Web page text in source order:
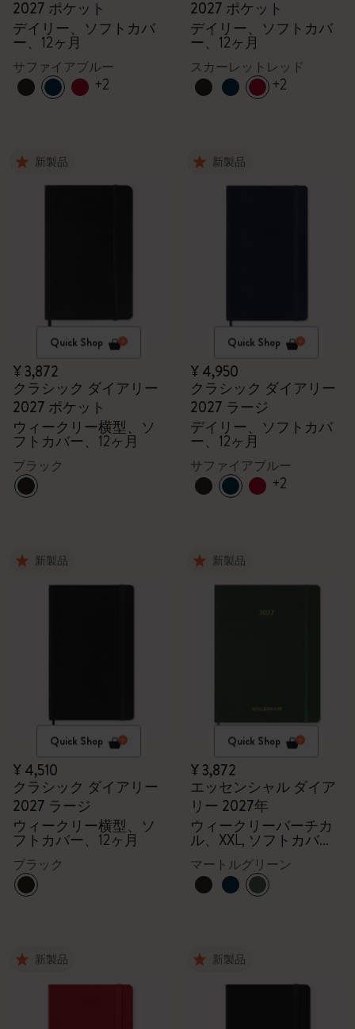
2027 ポケット
デイリー、ソフトカバ
ー、12ヶ月
サファイアブルー
+2
2027 ポケット
デイリー、ソフトカバ
ー、12ヶ月
スカーレットレッド
+2
新製品
Quick Shop
¥ 3,872
クラシック ダイアリー
2027 ポケット
ウィークリー横型、ソ
フトカバー、12ヶ月
ブラック
新製品
Quick Shop
¥ 4,950
クラシック ダイアリー
2027 ラージ
デイリー、ソフトカバ
ー、12ヶ月
サファイアブルー
+2
新製品
Quick Shop
¥ 4,510
クラシック ダイアリー
2027 ラージ
ウィークリー横型、ソ
フトカバー、12ヶ月
ブラック
新製品
Quick Shop
¥ 3,872
エッセンシャル ダイア
リー 2027年
ウィークリーバーチカ
ル、XXL, ソフトカバー,
マートルグリーン
新製品 新製品